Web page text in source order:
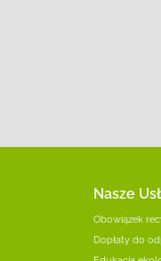
Nasze
Obowiązek
Dopłaty do